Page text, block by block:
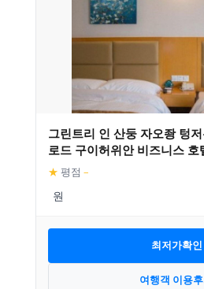
그린트리 인 산둥 자오좡 텅
로드 구이허위안 비즈니스 호
★ 평점 –
최저가확인
여행객 이용